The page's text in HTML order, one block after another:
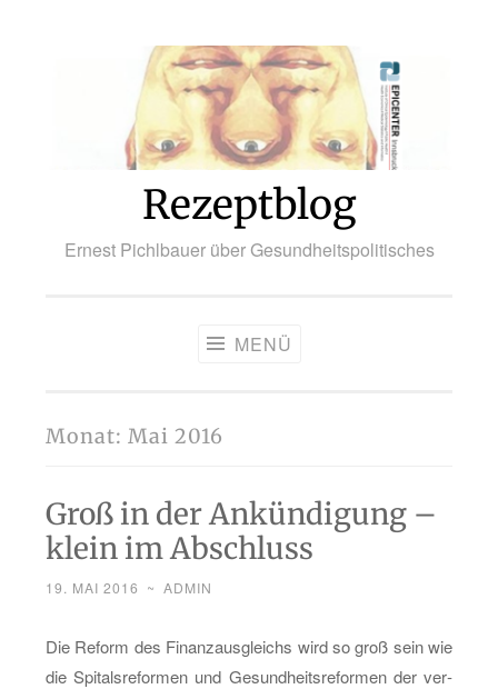
Rezeptblog
Ernest Pichlbauer über Gesundheitspolitisches
MENÜ
Monat: Mai 2016
Groß in der Ankündigung –
klein im Abschluss
19. MAI 2016 ~ ADMIN
Die Re­form des Fi­nanz­aus­gleichs wird so groß sein wie
die Spi­tals­re­for­men und Ge­sund­heits­re­for­men der ver­